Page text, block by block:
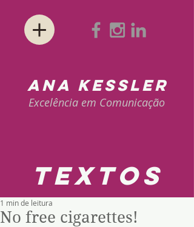
ANA KESSLER
Excelência em Comunicação
textos
No free cigarettes!
1 min de leitura